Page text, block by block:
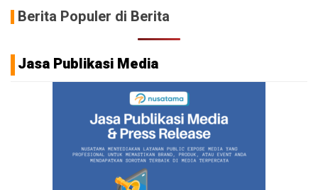
Berita Populer di Berita
Jasa Publikasi Media